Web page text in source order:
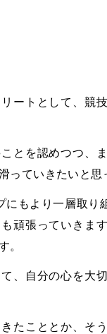
ートとして、競
とを認めつつ、
っていきたいと思
にもより一層取り
頑張っていきま
。
、自分の心を大
たこととか、そ